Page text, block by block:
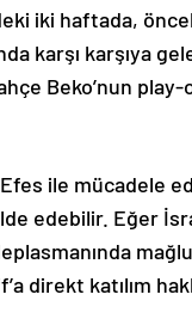
iki haftada,
karşı karşıya
Beko’nun play-
ile mücadele
edebilir. Eğer
direkt katılım